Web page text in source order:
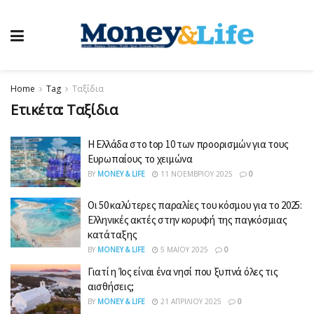
Home Tag Ταξίδια
Ετικέτα: Ταξίδια
Η Ελλάδα στο top 10 των προορισμών για τους
Ευρωπαίους το χειμώνα
BY MONEY & LIFE 11 ΝΟΕΜΒΡΊΟΥ 2025 0
Οι 50 καλύτερες παραλίες του κόσμου για το 2025:
Ελληνικές ακτές στην κορυφή της παγκόσμιας
κατάταξης
BY MONEY & LIFE 5 ΜΑΪ́ΟΥ 2025 0
Γιατί η Ίος είναι ένα νησί που ξυπνά όλες τις
αισθήσεις;
BY MONEY & LIFE 21 ΑΠΡΙΛΊΟΥ 2025 0